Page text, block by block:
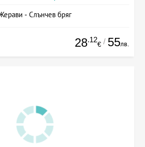
- Слънчев бряг
28.12
€ / 55лв.